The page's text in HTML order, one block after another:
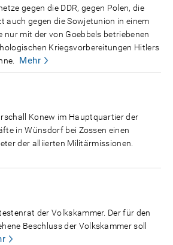
gegen die DDR, gegen Polen, die
auch gegen die Sowjetunion in einem
nur mit der von Goebbels betriebenen
Kriegsvorbereitungen Hitlers
Mehr
Konew im Hauptquartier der
in Wünsdorf bei Zossen einen
der alliierten Militärmissionen.
der Volkskammer. Der für den
Beschluss der Volkskammer soll